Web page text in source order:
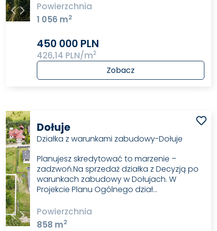
Powierzchnia
1 056 m2
450 000 PLN
426,14 PLN/m2
Zobacz
Dołuje
Działka z warunkami zabudowy-Dołuje
Planujesz skredytować to marzenie –
zadzwoń.Na sprzedaż działka z Decyzją po
warunkach zabudowy w Dołujach. W
Projekcie Planu Ogólnego dział…
Powierzchnia
858 m2